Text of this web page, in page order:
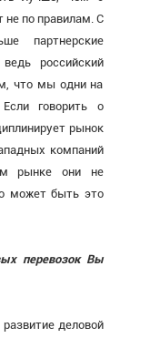
не по правилам. С
партнерские
российский
что мы одни на
говорить о
рынок
компаний
рынке они не
может быть это
перевозок Вы
деловой